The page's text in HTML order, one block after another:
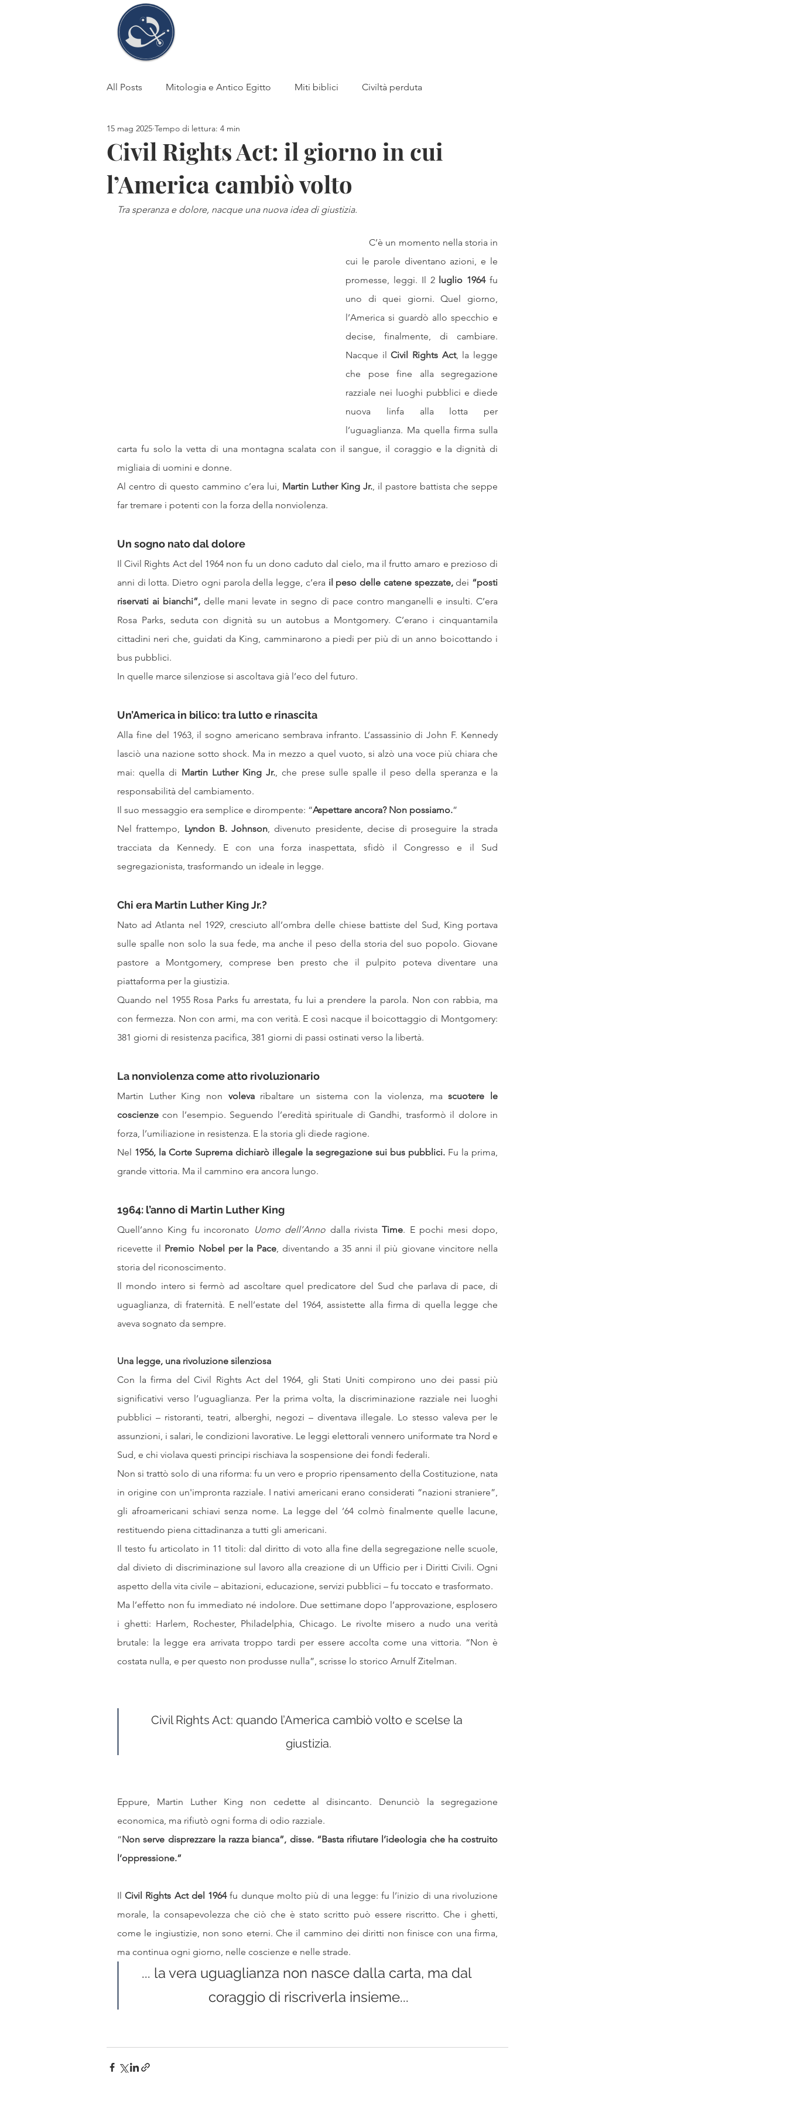
All Posts Mitologia e Antico Egitto Miti biblici Civiltà perduta
Fede e superstizione
Antico Egitto Storia libri Akhenaton
narrativa, avventura, fantasy
serie tv film fumetti comics
Nativi americani Far West Gazette
Riserve indiane diavolo, esorcismi
Civil Rights Act: il giorno in cui
l’America cambiò volto
15 mag 2025 Tempo di lettura: 4 min
Tra speranza e dolore, nacque una nuova idea di giustizia.
	C’è un momento nella storia in
cui le parole diventano azioni, e le
promesse, leggi. Il 2 luglio 1964 fu
uno di quei giorni. Quel giorno,
l’America si guardò allo specchio e
decise, finalmente, di cambiare.
Nacque il Civil Rights Act, la legge
che pose fine alla segregazione
razziale nei luoghi pubblici e diede
nuova linfa alla lotta per
l’uguaglianza. Ma quella firma sulla
carta fu solo la vetta di una montagna scalata con il sangue, il coraggio e la dignità di
migliaia di uomini e donne.
Al centro di questo cammino c’era lui, Martin Luther King Jr., il pastore battista che seppe
far tremare i potenti con la forza della nonviolenza.
Un sogno nato dal dolore
Il Civil Rights Act del 1964 non fu un dono caduto dal cielo, ma il frutto amaro e prezioso di
anni di lotta. Dietro ogni parola della legge, c’era il peso delle catene spezzate, dei “posti
riservati ai bianchi”, delle mani levate in segno di pace contro manganelli e insulti. C’era
Rosa Parks, seduta con dignità su un autobus a Montgomery. C’erano i cinquantamila
cittadini neri che, guidati da King, camminarono a piedi per più di un anno boicottando i
bus pubblici.
In quelle marce silenziose si ascoltava già l’eco del futuro.
Un’America in bilico: tra lutto e rinascita
Alla fine del 1963, il sogno americano sembrava infranto. L’assassinio di John F. Kennedy
lasciò una nazione sotto shock. Ma in mezzo a quel vuoto, si alzò una voce più chiara che
mai: quella di Martin Luther King Jr., che prese sulle spalle il peso della speranza e la
responsabilità del cambiamento.
Il suo messaggio era semplice e dirompente: “Aspettare ancora? Non possiamo.”
Nel frattempo, Lyndon B. Johnson, divenuto presidente, decise di proseguire la strada
tracciata da Kennedy. E con una forza inaspettata, sfidò il Congresso e il Sud
segregazionista, trasformando un ideale in legge.
Chi era Martin Luther King Jr.?
Nato ad Atlanta nel 1929, cresciuto all’ombra delle chiese battiste del Sud, King portava
sulle spalle non solo la sua fede, ma anche il peso della storia del suo popolo. Giovane
pastore a Montgomery, comprese ben presto che il pulpito poteva diventare una
piattaforma per la giustizia.
Quando nel 1955 Rosa Parks fu arrestata, fu lui a prendere la parola. Non con rabbia, ma
con fermezza. Non con armi, ma con verità. E così nacque il boicottaggio di Montgomery:
381 giorni di resistenza pacifica, 381 giorni di passi ostinati verso la libertà.
La nonviolenza come atto rivoluzionario
Martin Luther King non voleva ribaltare un sistema con la violenza, ma scuotere le
coscienze con l’esempio. Seguendo l’eredità spirituale di Gandhi, trasformò il dolore in
forza, l’umiliazione in resistenza. E la storia gli diede ragione.
Nel 1956, la Corte Suprema dichiarò illegale la segregazione sui bus pubblici. Fu la prima,
grande vittoria. Ma il cammino era ancora lungo.
1964: l’anno di Martin Luther King
Quell’anno King fu incoronato Uomo dell’Anno dalla rivista Time. E pochi mesi dopo,
ricevette il Premio Nobel per la Pace, diventando a 35 anni il più giovane vincitore nella
storia del riconoscimento.
Il mondo intero si fermò ad ascoltare quel predicatore del Sud che parlava di pace, di
uguaglianza, di fraternità. E nell’estate del 1964, assistette alla firma di quella legge che
aveva sognato da sempre.
Una legge, una rivoluzione silenziosa
Con la firma del Civil Rights Act del 1964, gli Stati Uniti compirono uno dei passi più
significativi verso l’uguaglianza. Per la prima volta, la discriminazione razziale nei luoghi
pubblici – ristoranti, teatri, alberghi, negozi – diventava illegale. Lo stesso valeva per le
assunzioni, i salari, le condizioni lavorative. Le leggi elettorali vennero uniformate tra Nord e
Sud, e chi violava questi principi rischiava la sospensione dei fondi federali.
Non si trattò solo di una riforma: fu un vero e proprio ripensamento della Costituzione, nata
in origine con un'impronta razziale. I nativi americani erano considerati “nazioni straniere”,
gli afroamericani schiavi senza nome. La legge del ’64 colmò finalmente quelle lacune,
restituendo piena cittadinanza a tutti gli americani.
Il testo fu articolato in 11 titoli: dal diritto di voto alla fine della segregazione nelle scuole,
dal divieto di discriminazione sul lavoro alla creazione di un Ufficio per i Diritti Civili. Ogni
aspetto della vita civile – abitazioni, educazione, servizi pubblici – fu toccato e trasformato.
Ma l’effetto non fu immediato né indolore. Due settimane dopo l’approvazione, esplosero
i ghetti: Harlem, Rochester, Philadelphia, Chicago. Le rivolte misero a nudo una verità
brutale: la legge era arrivata troppo tardi per essere accolta come una vittoria. “Non è
costata nulla, e per questo non produsse nulla”, scrisse lo storico Arnulf Zitelman.
Civil Rights Act: quando l’America cambiò volto e scelse la
giustizia.
Eppure, Martin Luther King non cedette al disincanto. Denunciò la segregazione
economica, ma rifiutò ogni forma di odio razziale.
“Non serve disprezzare la razza bianca”, disse. “Basta rifiutare l’ideologia che ha costruito
l’oppressione.”
Il Civil Rights Act del 1964 fu dunque molto più di una legge: fu l’inizio di una rivoluzione
morale, la consapevolezza che ciò che è stato scritto può essere riscritto. Che i ghetti,
come le ingiustizie, non sono eterni. Che il cammino dei diritti non finisce con una firma,
ma continua ogni giorno, nelle coscienze e nelle strade.
... la vera uguaglianza non nasce dalla carta, ma dal
coraggio di riscriverla insieme...